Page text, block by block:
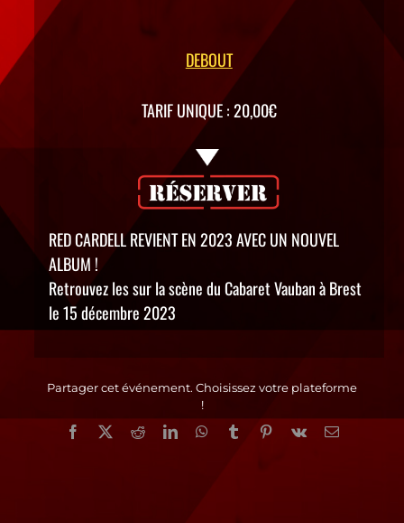
DEBOUT
TARIF UNIQUE : 20,00€
RED CARDELL REVIENT EN 2023 AVEC UN NOUVEL
ALBUM !
Retrouvez les sur la scène du Cabaret Vauban à Brest
le 15 décembre 2023
Partager cet événement. Choisissez votre plateforme
!
Facebook
X RedditLinkedInWhatsApp
TumblrPinterest
Vk Email